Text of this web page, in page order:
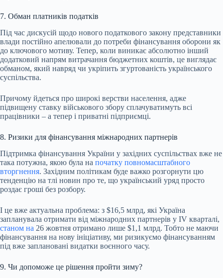
7. Обман платників податків
Під час дискусій щодо нового податкового закону представники
влади постійно апелювали до потреби фінансування оборони як
до ключового мотиву. Тепер, коли виникає абсолютно інший
додатковий напрям витрачання бюджетних коштів, це виглядає
обманом, який навряд чи укріпить згуртованість українського
суспільства.
Причому йдеться про широкі верстви населення, адже
підвищену ставку військового збору сплачуватимуть всі
працівники – а тепер і приватні підприємці.
8. Ризики для фінансування міжнародних партнерів
Підтримка фінансування України у західних суспільствах вже не
така потужна, якою була на початку повномасштабного
вторгнення. Західним політикам буде важко розгорнути цю
тенденцію на тлі новин про те, що український уряд просто
роздає гроші без розбору.
І це вже актуальна проблема: з $16,5 млрд, які Україна
запланувала отримати від міжнародних партнерів у IV кварталі,
станом на 26 жовтня отримано лише $1,1 млрд. Тобто не маючи
фінансування на нову ініціативу, ми ризикуємо фінансуванням
під вже заплановані видатки воєнного часу.
9. Чи допоможе це рішення пройти зиму?